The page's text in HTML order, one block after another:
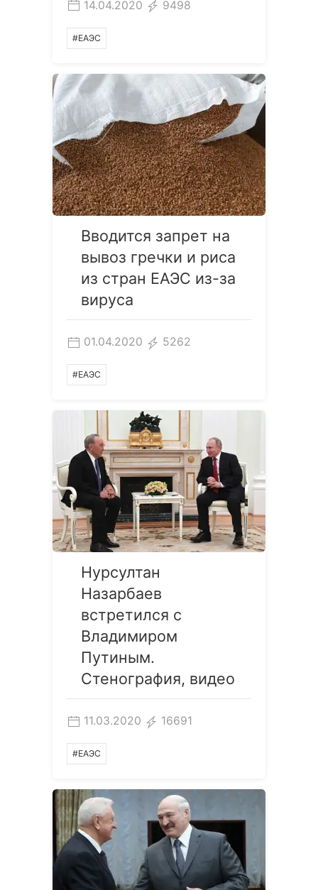
14.04.2020 9498
#ЕАЭС
Вводится запрет на
вывоз гречки и риса
из стран ЕАЭС из-за
вируса
01.04.2020 5262
#ЕАЭС
Нурсултан
Назарбаев
встретился с
Владимиром
Путиным.
Стенография, видео
11.03.2020 16691
#ЕАЭС